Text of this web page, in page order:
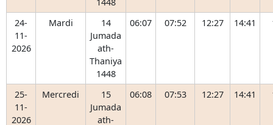
24-
11-
2026
Mardi
14
Jumada
ath-
Thaniya
1448
06:07 07:52 12:27 14:41
25-
11-
2026
Mercredi
15
Jumada
ath-
06:08 07:53 12:27 14:41